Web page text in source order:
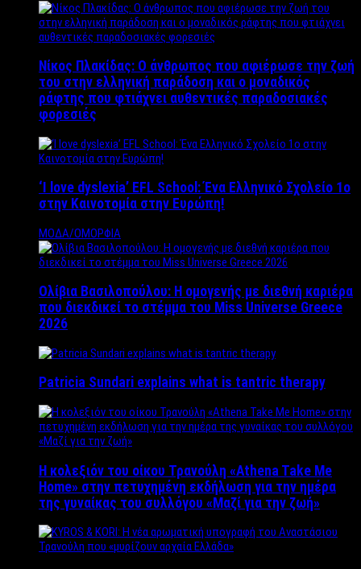
Νίκος Πλακίδας: O άνθρωπος που αφιέρωσε την ζωή
του στην ελληνική παράδοση και ο μοναδικός
ράφτης που φτιάχνει αυθεντικές παραδοσιακές
φορεσιές
‘Ι love dyslexia’ EFL School: Ένα Ελληνικό Σχολείo 1ο
στην Καινοτομία στην Ευρώπη!
ΜΟΔΑ/ΟΜΟΡΦΙΑ
Ολίβια Βασιλοπούλου: Η ομογενής με διεθνή καριέρα
που διεκδικεί το στέμμα του Miss Universe Greece
2026
Patricia Sundari explains what is tantric therapy
Η κολεξιόν του οίκου Τρανούλη «Athena Take Me
Home» στην πετυχημένη εκδήλωση για την ημέρα
της γυναίκας του συλλόγου «Μαζί για την ζωή»